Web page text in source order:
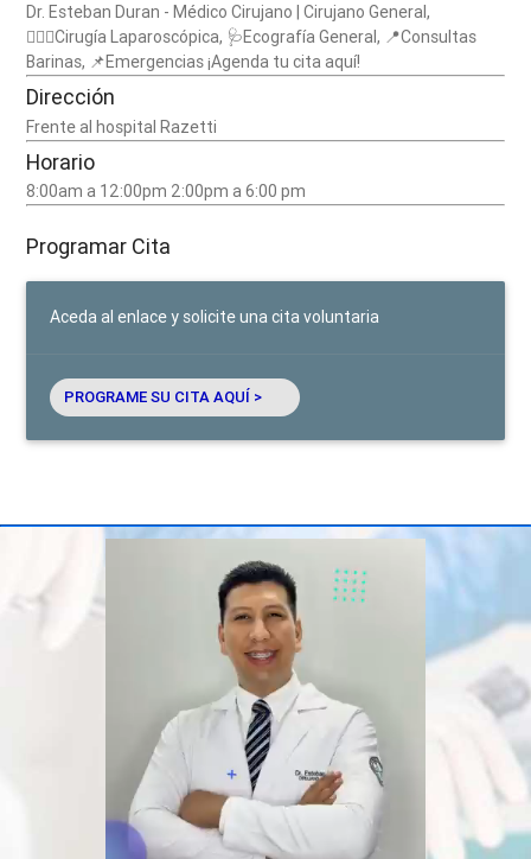
Dr. Esteban Duran - Médico Cirujano | Cirujano General,
🧑🏾‍⚕️Cirugía Laparoscópica, 🩺Ecografía General, 📍Consultas
Barinas, 📌Emergencias ¡Agenda tu cita aquí!
Dirección
Frente al hospital Razetti
Horario
8:00am a 12:00pm 2:00pm a 6:00 pm
Programar Cita
Aceda al enlace y solicite una cita voluntaria
PROGRAME SU CITA AQUÍ >